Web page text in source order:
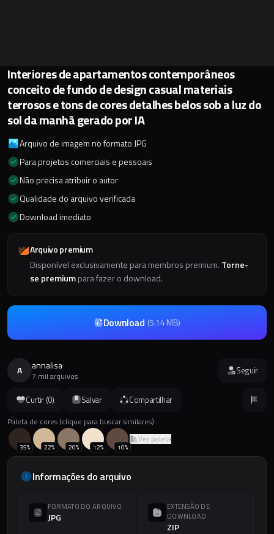
Curtir (0) Salvar Compartilhar
Paleta de cores (clique para buscar similares):
35% 22% 20% 12% 10%
Ver paleta
Informações do arquivo
FORMATO DO ARQUIVO
JPG
EXTENSÃO DE
DOWNLOAD
ZIP
Interiores de apartamentos contemporâneos
conceito de fundo de design casual materiais
terrosos e tons de cores detalhes belos sob a luz do
sol da manhã gerado por IA
Arquivo de imagem no formato JPG
Para projetos comerciais e pessoais
Não precisa atribuir o autor
Qualidade do arquivo verificada
Download imediato
Arquivo premium
Disponível exclusivamente para membros premium. Torne-
se premiumpara fazer o download.
Download (5.14 MB)
A annalisa
7 mil arquivos Seguir